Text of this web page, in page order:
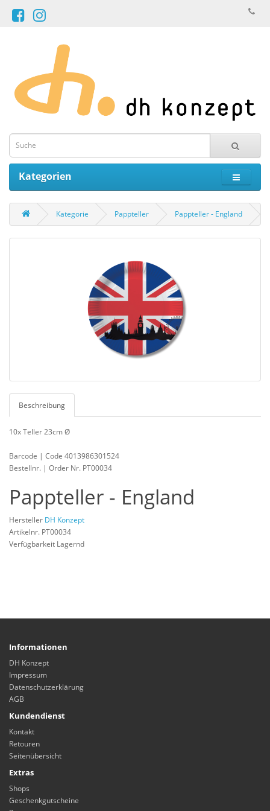
Kategorien
Kategorie Pappteller Pappteller - England
Beschreibung
10x Teller 23cm Ø
Barcode | Code 4013986301524
Bestellnr. | Order Nr. PT00034
Pappteller - England
Hersteller DH Konzept
Artikelnr. PT00034
Verfügbarkeit Lagernd
Informationen
DH Konzept
Impressum
Datenschutzerklärung
AGB
Kundendienst
Kontakt
Retouren
Seitenübersicht
Extras
Shops
Geschenkgutscheine